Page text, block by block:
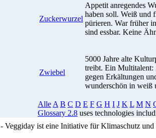
Zuckerwurzel
Appetit anregendes
haben soll. Weiß und
pürieren. War früher
sind essbar. Keine
Zwiebel
5000 Jahre alte
treibt. Ein Multitalent:
gegen Erkältungen
wunderschön in weiß
Alle A B C D E F G H I J K L M N
Glossary 2.8 uses technologies
- Veggiday ist eine Initiative für Klimaschutz